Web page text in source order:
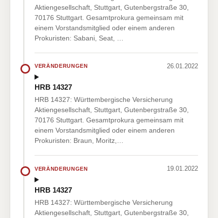
Aktiengesellschaft, Stuttgart, Gutenbergstraße 30,
70176 Stuttgart. Gesamtprokura gemeinsam mit
einem Vorstandsmitglied oder einem anderen
Prokuristen: Sabani, Seat, …
VERÄNDERUNGEN 26.01.2022
HRB 14327
HRB 14327: Württembergische Versicherung
Aktiengesellschaft, Stuttgart, Gutenbergstraße 30,
70176 Stuttgart. Gesamtprokura gemeinsam mit
einem Vorstandsmitglied oder einem anderen
Prokuristen: Braun, Moritz,…
VERÄNDERUNGEN 19.01.2022
HRB 14327
HRB 14327: Württembergische Versicherung
Aktiengesellschaft, Stuttgart, Gutenbergstraße 30,